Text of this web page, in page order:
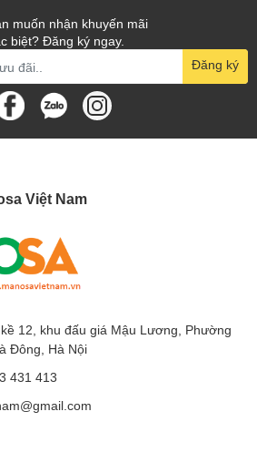
muốn nhận khuyến mãi
biệt? Đăng ký ngay.
Đăng ký
Việt Nam
12, khu đấu giá Mậu Lương, Phường
Đông, Hà Nội
431 413